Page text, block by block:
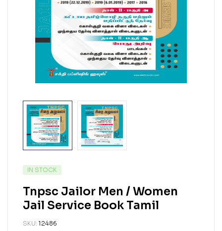
IN STOCK
Tnpsc Jailor Men / Women
Jail Service Book Tamil
SKU: 12486